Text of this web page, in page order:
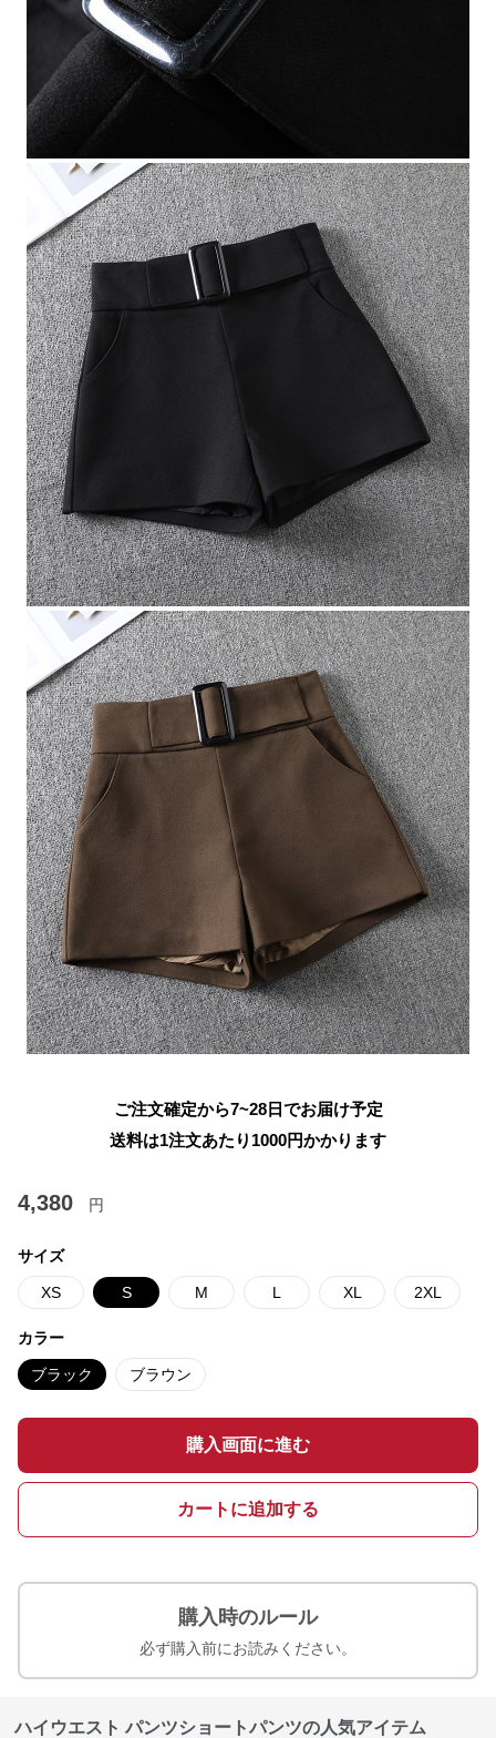
ご注文確定から7~28日でお届け予定
送料は1注文あたり 1000円かかります
4,380 円
サイズ
XS S M L XL 2XL
カラー
ブラック ブラウン
購入画面に進む
カートに追加する
購入時のルール
必ず購入前にお読みください。
ハイウエスト パンツショートパンツの人気アイテム